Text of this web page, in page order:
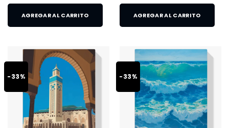
AGREGAR AL CARRITO AGREGAR AL CARRITO
-33% -33%